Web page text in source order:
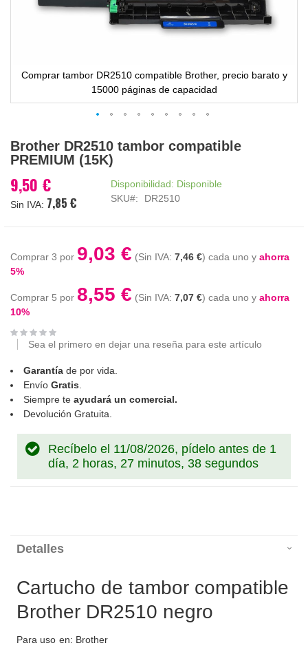
Comprar tambor DR2510 compatible Brother, precio barato y
15000 páginas de capacidad
al
comienzo
la
galería
Brother DR2510 tambor compatible
PREMIUM (15K)
9,50 €
7,85 €
Disponibilidad: Disponible
SKU
DR2510
Comprar 3 por 9,03 € 7,46 € cada uno y ahorra
5%
Comprar 5 por 8,55 € 7,07 € cada uno y ahorra
10%
Sea el primero en dejar una reseña para este artículo
Garantía de por vida.
Envío Gratis.
Siempre te ayudará un comercial.
Devolución Gratuita.
Recíbelo el 11/08/2026, pídelo antes de 1
día, 2 horas, 27 minutos, 38 segundos
Detalles
Cartucho de tambor compatible
Brother DR2510 negro
Para uso en: Brother